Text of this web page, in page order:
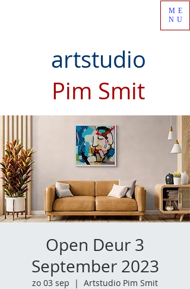
artstudio
Pim Smit
ME
NU
Open Deur 3
September 2023
zo 03 sep
  |
Artstudio Pim Smit